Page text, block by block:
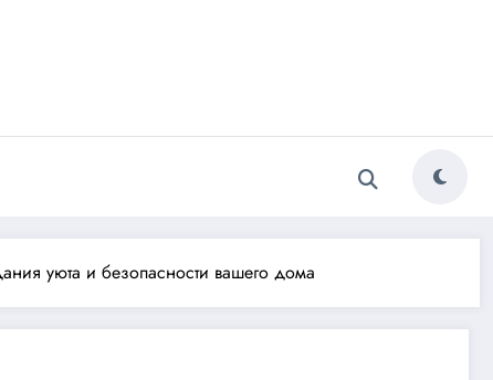
уюта и безопасности вашего дома